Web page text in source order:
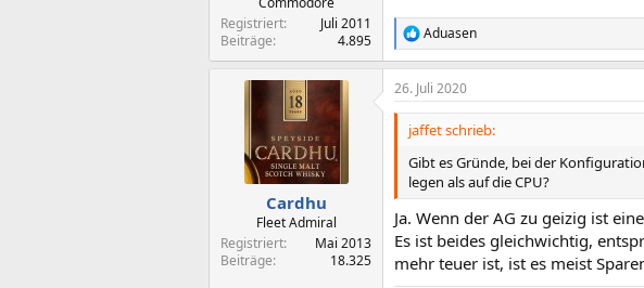
Registriert
Juli 2011
Beiträge
4.895
R
e
a
k
t
o
n
n
:
Aduasen
Cardhu
Fleet Admiral
Registriert
Mai 2013
Beiträge
18.325
26. Juli 2020
jaffet schrieb:
Gibt es Gründe, bei der
legen als auf die CPU?
Ja. Wenn der AG zu geizig ist
Es ist beides gleichwichtig,
mehr teuer ist, ist es meist